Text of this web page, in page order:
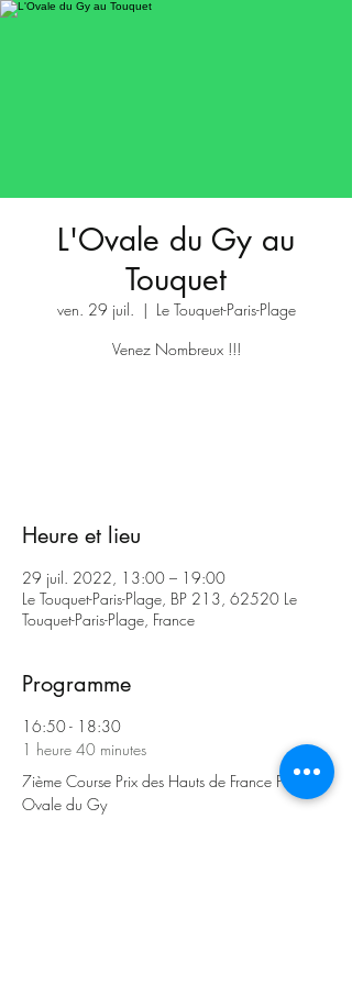
L'Ovale du Gy au
Touquet
ven. 29 juil.
  |
Le Touquet-Paris-Plage
Venez Nombreux !!!
Heure et lieu
29 juil. 2022, 13:00 – 19:00
Le Touquet-Paris-Plage, BP 213, 62520 Le
Touquet-Paris-Plage, France
Programme
16:50 - 18:30
1 heure 40 minutes
7ième Course Prix des Hauts de France Prix
Ovale du Gy